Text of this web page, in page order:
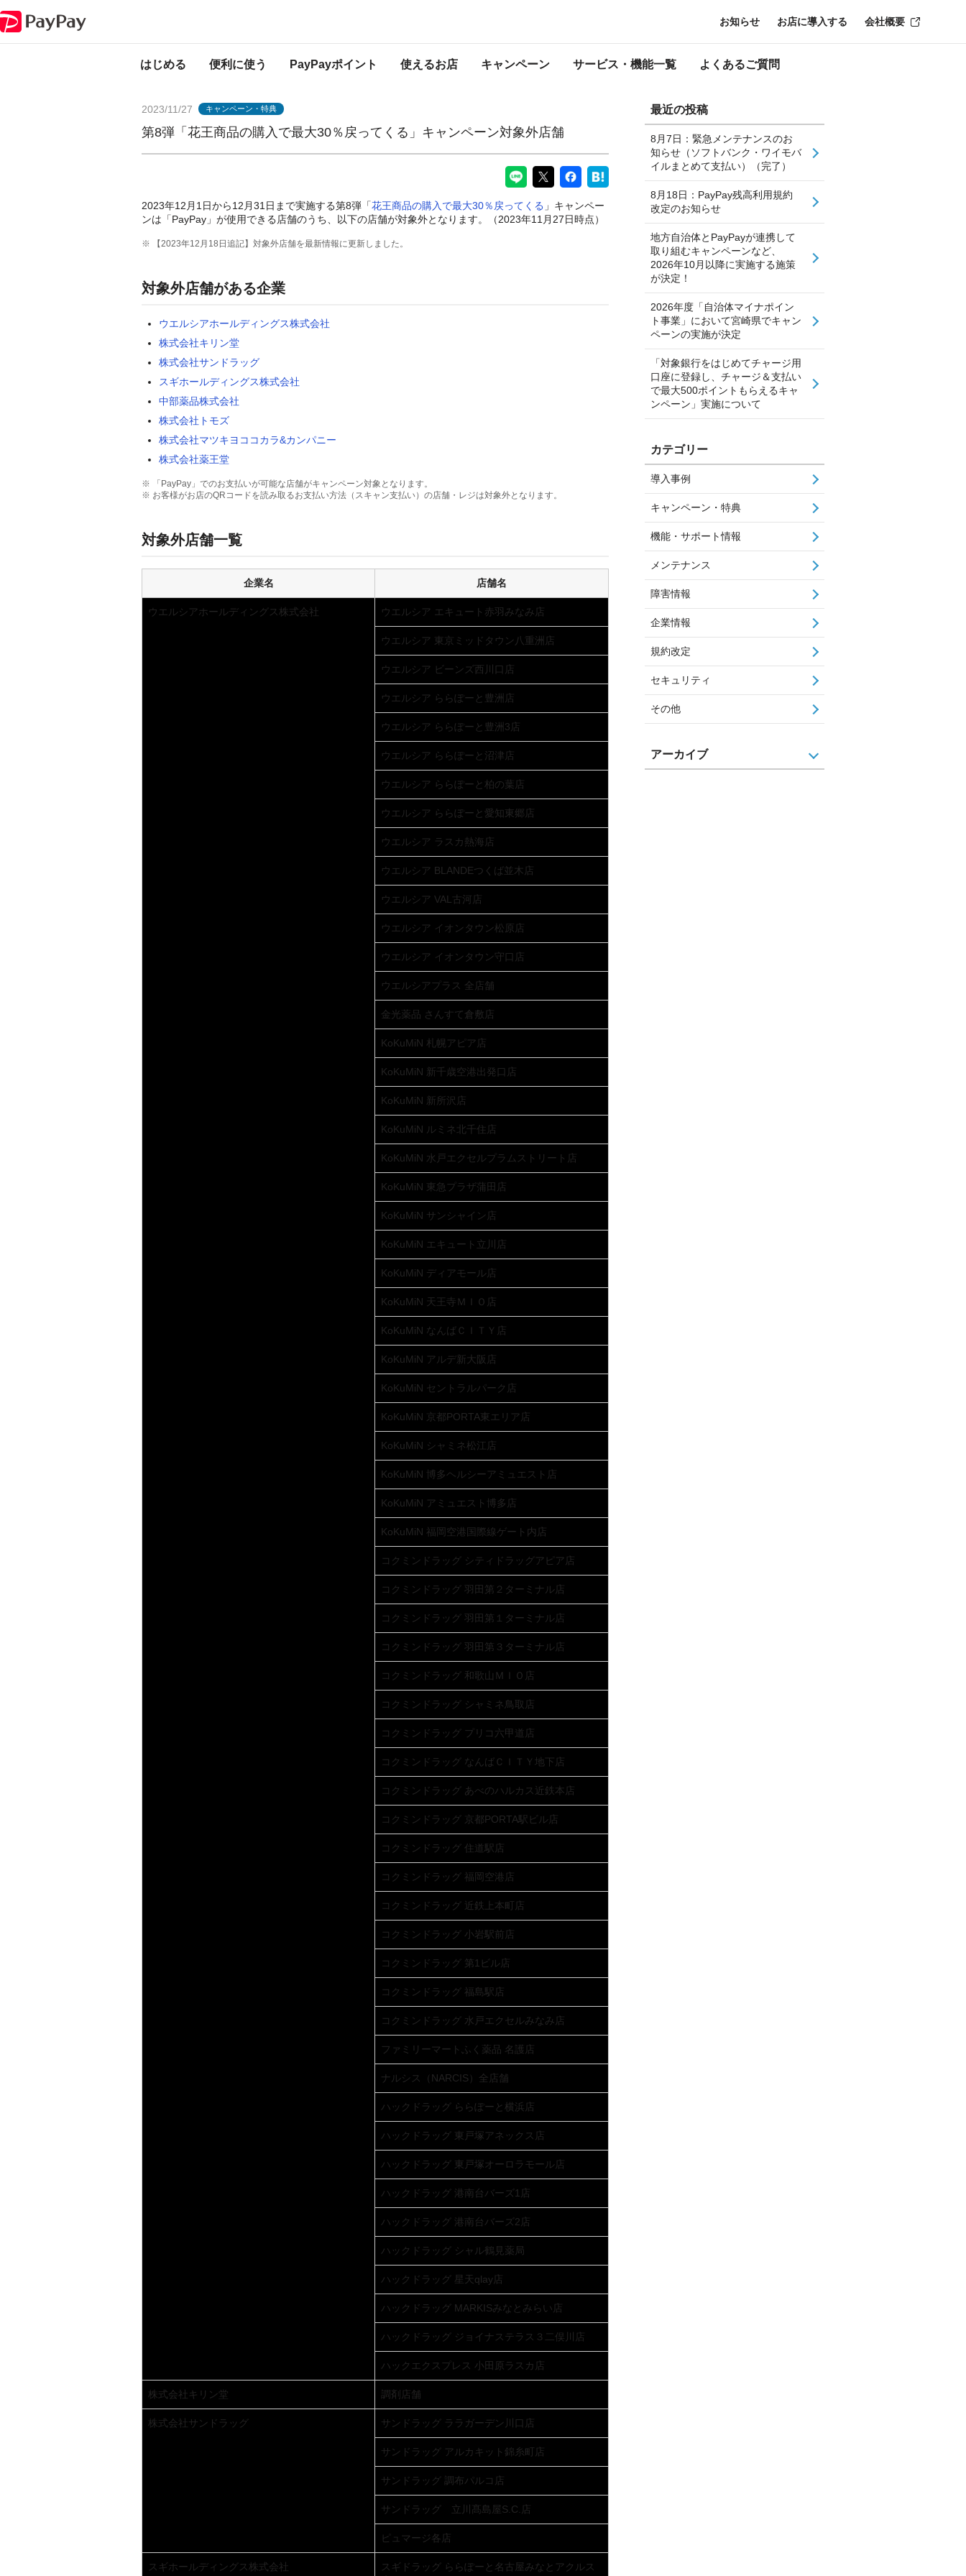
はじめる 便利に使う PayPayポイント 使えるお店 キャンペーン サービス・機能一覧 よくあるご質問
お知らせ お店に導入する 会社概要
PayPayからのお知らせ
2023/11/27 キャンペーン・特典
第8弾「花王商品の購入で最大30％戻ってくる」キャンペーン対象外店舗
2023年12月1日から12月31日まで実施する第8弾「花王商品の購入で最大30％戻ってくる 」キャンペー
ンは「PayPay」が使用できる店舗のうち、以下の店舗が対象外となります。（2023年11月27日時点）
※ 【2023年12月18日追記】対象外店舗を最新情報に更新しました。
対象外店舗がある企業
ウエルシアホールディングス株式会社
株式会社キリン堂
株式会社サンドラッグ
スギホールディングス株式会社
中部薬品株式会社
株式会社トモズ
株式会社マツキヨココカラ&カンパニー
株式会社薬王堂
※ 「PayPay」でのお支払いが可能な店舗がキャンペーン対象となります。
※ お客様がお店のQRコードを読み取るお支払い方法（スキャン支払い）の店舗・レジは対象外となります。
対象外店舗一覧
企業名 店舗名
ウエルシアホールディングス株式会社 ウエルシア エキュート赤羽みなみ店
ウエルシア 東京ミッドタウン八重洲店
ウエルシア ビーンズ西川口店
ウエルシア ららぽーと豊洲店
ウエルシア ららぽーと豊洲3店
ウエルシア ららぽーと沼津店
ウエルシア ららぽーと柏の葉店
ウエルシア ららぽーと愛知東郷店
ウエルシア ラスカ熱海店
ウエルシア BLANDEつくば並木店
ウエルシア VAL古河店
ウエルシア イオンタウン松原店
ウエルシア イオンタウン守口店
ウエルシアプラス 全店舗
金光薬品 さんすて倉敷店
KoKuMiN 札幌アピア店
KoKuMiN 新千歳空港出発口店
KoKuMiN 新所沢店
KoKuMiN ルミネ北千住店
KoKuMiN 水戸エクセルプラムストリート店
KoKuMiN 東急プラザ蒲田店
KoKuMiN サンシャイン店
KoKuMiN エキュート立川店
KoKuMiN ディアモール店
KoKuMiN 天王寺ＭＩＯ店
KoKuMiN なんばＣＩＴＹ店
KoKuMiN アルデ新大阪店
KoKuMiN セントラルパーク店
KoKuMiN 京都PORTA東エリア店
KoKuMiN シャミネ松江店
KoKuMiN 博多ヘルシーアミュエスト店
KoKuMiN アミュエスト博多店
KoKuMiN 福岡空港国際線ゲート内店
コクミンドラッグ シティドラッグアピア店
コクミンドラッグ 羽田第２ターミナル店
コクミンドラッグ 羽田第１ターミナル店
コクミンドラッグ 羽田第３ターミナル店
コクミンドラッグ 和歌山ＭＩＯ店
コクミンドラッグ シャミネ鳥取店
コクミンドラッグ プリコ六甲道店
コクミンドラッグ なんばＣＩＴＹ地下店
コクミンドラッグ あべのハルカス近鉄本店
コクミンドラッグ 京都PORTA駅ビル店
コクミンドラッグ 住道駅店
コクミンドラッグ 福岡空港店
コクミンドラッグ 近鉄上本町店
コクミンドラッグ 小岩駅前店
コクミンドラッグ 第1ビル店
コクミンドラッグ 福島駅店
コクミンドラッグ 水戸エクセルみなみ店
ファミリーマートふく薬品 名護店
ナルシス（NARCIS）全店舗
ハックドラッグ ららぽーと横浜店
ハックドラッグ 東戸塚アネックス店
ハックドラッグ 東戸塚オーロラモール店
ハックドラッグ 港南台バーズ1店
ハックドラッグ 港南台バーズ2店
ハックドラッグ シャル鶴見薬局
ハックドラッグ 星天qlay店
ハックドラッグ MARKISみなとみらい店
ハックドラッグ ジョイナステラス３二俣川店
ハックエクスプレス 小田原ラスカ店
株式会社キリン堂 調剤店舗
株式会社サンドラッグ サンドラッグ ララガーデン川口店
サンドラッグ アルカキット錦糸町店
サンドラッグ 調布パルコ店
サンドラッグ 立川髙島屋S.C.店
ピュマージ各店
スギホールディングス株式会社
スギドラッグ ららぽーと名古屋みなとアクルス
最近の投稿
8月7日：緊急メンテナンスのお
知らせ（ソフトバンク・ワイモバ
イルまとめて支払い）（完了）
8月18日：PayPay残高利用規約
改定のお知らせ
地方自治体とPayPayが連携して
取り組むキャンペーンなど、
2026年10月以降に実施する施策
が決定！
2026年度「自治体マイナポイン
ト事業」において宮崎県でキャン
ペーンの実施が決定
「対象銀行をはじめてチャージ用
口座に登録し、チャージ＆支払い
で最大500ポイントもらえるキャ
ンペーン」実施について
カテゴリー
導入事例
キャンペーン・特典
機能・サポート情報
メンテナンス
障害情報
企業情報
規約改定
セキュリティ
その他
アーカイブ